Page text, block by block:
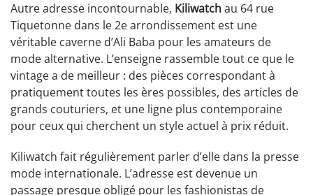
Autre adresse incontournable, Kiliwatchau 64 rue
Tiquetonne dans le 2e arrondissement est une
véritable caverne d’Ali Baba pour les amateurs de
mode alternative. L’enseigne rassemble tout ce que le
vintage a de meilleur : des pièces correspondant à
pratiquement toutes les ères possibles, des articles de
grands couturiers, et une ligne plus contemporaine
pour ceux qui cherchent un style actuel à prix réduit.
Kiliwatch fait régulièrement parler d’elle dans la presse
mode internationale. L’adresse est devenue un
passage presque obligé pour les fashionistas de